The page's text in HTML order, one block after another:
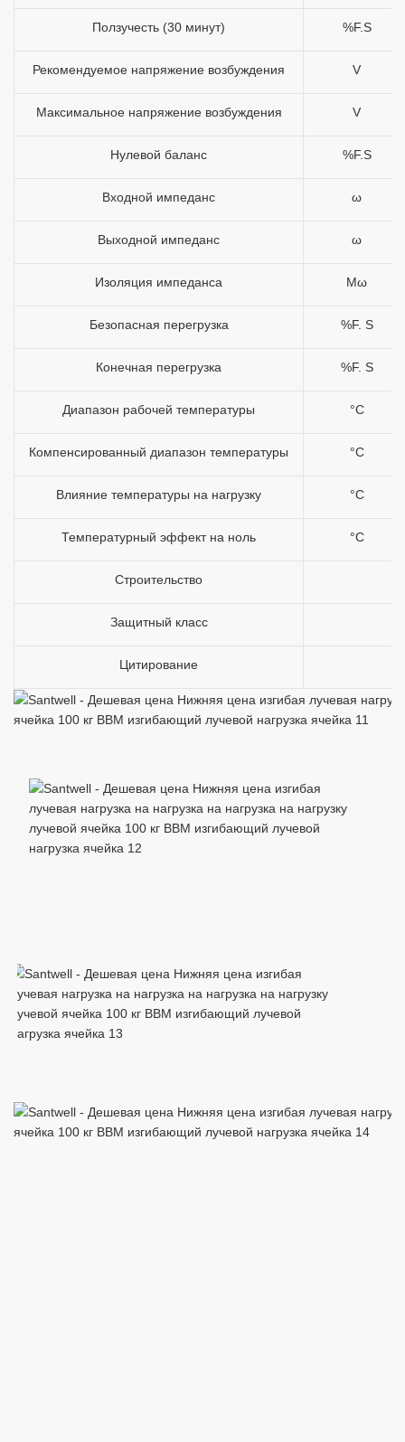
Ползучесть (30 минут) %F.S
Рекомендуемое напряжение возбуждения V
Максимальное напряжение возбуждения V
Нулевой баланс %F.S
Входной импеданс ω
Выходной импеданс ω
Изоляция импеданса Mω
Безопасная перегрузка %F. S
Конечная перегрузка %F. S
Диапазон рабочей температуры °C
Компенсированный диапазон температуры °C
Влияние температуры на нагрузку °C
Температурный эффект на ноль °C
Строительство
Защитный класс
Цитирование